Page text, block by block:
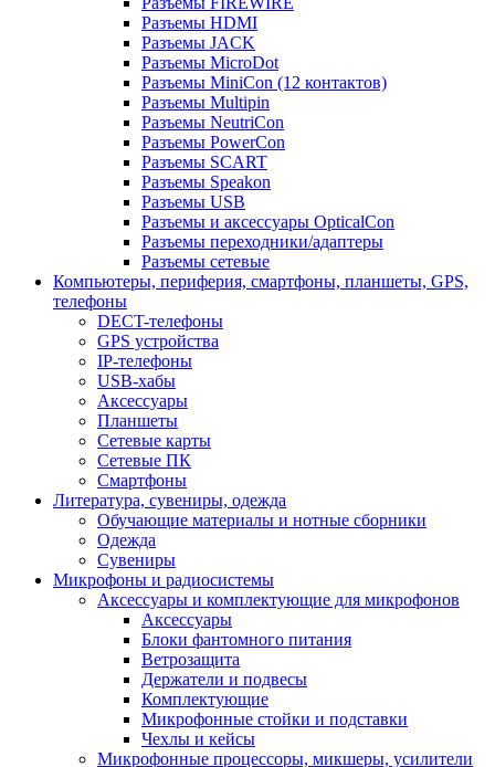
Разъемы HDMI
Разъемы JACK
Разъемы MicroDot
Разъемы MiniCon (12 контактов)
Разъемы Multipin
Разъемы NeutriCon
Разъемы PowerCon
Разъемы SCART
Разъемы Speakon
Разъемы USB
Разъемы и аксессуары OpticalCon
Разъемы переходники/адаптеры
Разъемы сетевые
Компьютеры, периферия, смартфоны, планшеты, GPS,
телефоны
DECT-телефоны
GPS устройства
IP-телефоны
USB-хабы
Аксессуары
Планшеты
Сетевые карты
Сетевые ПК
Смартфоны
Литература, сувениры, одежда
Обучающие материалы и нотные сборники
Одежда
Сувениры
Микрофоны и радиосистемы
Аксессуары и комплектующие для микрофонов
Аксессуары
Блоки фантомного питания
Ветрозащита
Держатели и подвесы
Комплектующие
Микрофонные стойки и подставки
Чехлы и кейсы
Микрофонные процессоры, микшеры, усилители